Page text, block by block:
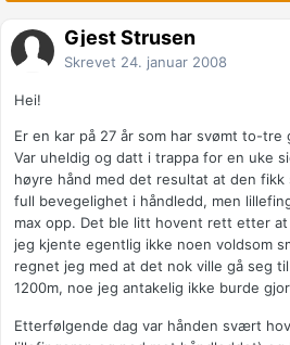
Gjest Strusen
Skrevet 24. januar 2008
Hei!
Er en kar på 27 år som har svømt to-
Var uheldig og datt i trappa for en uke
høyre hånd med det resultat at den
full bevegelighet i håndledd, men
max opp. Det ble litt hovent rett etter
jeg kjente egentlig ikke noen voldsom
regnet jeg med at det nok ville gå seg
1200m, noe jeg antakelig ikke burde
Etterfølgende dag var hånden svært